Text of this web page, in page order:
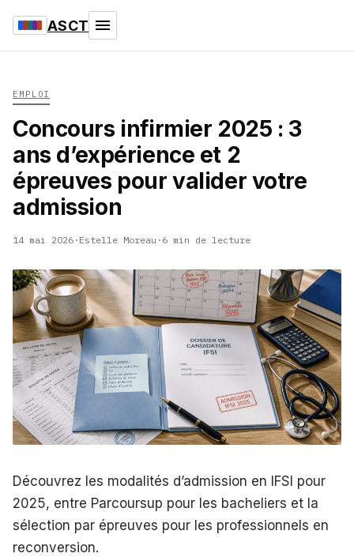
ASCT
EMPLOI
Concours infirmier 2025 : 3
ans d’expérience et 2
épreuves pour valider votre
admission
14 mai 2026 · Estelle Moreau · 6 min de lecture
Découvrez les modalités d’admission en IFSI pour
2025, entre Parcoursup pour les bacheliers et la
sélection par épreuves pour les professionnels en
reconversion.